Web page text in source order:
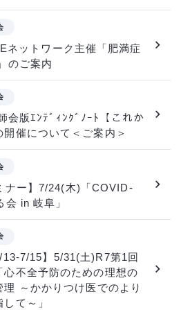
ネットワーク主催「肥満症
のご案内
会版ｴﾝﾃﾞｨﾝｸﾞﾉｰﾄ【これか
催について＜ご案内＞
ナー】7/24(木)「COVID-
in 岐阜」
13-7/15】5/31(土)R7第1回
不全予防のための理想の
～かかりつけ医でのより
て～」